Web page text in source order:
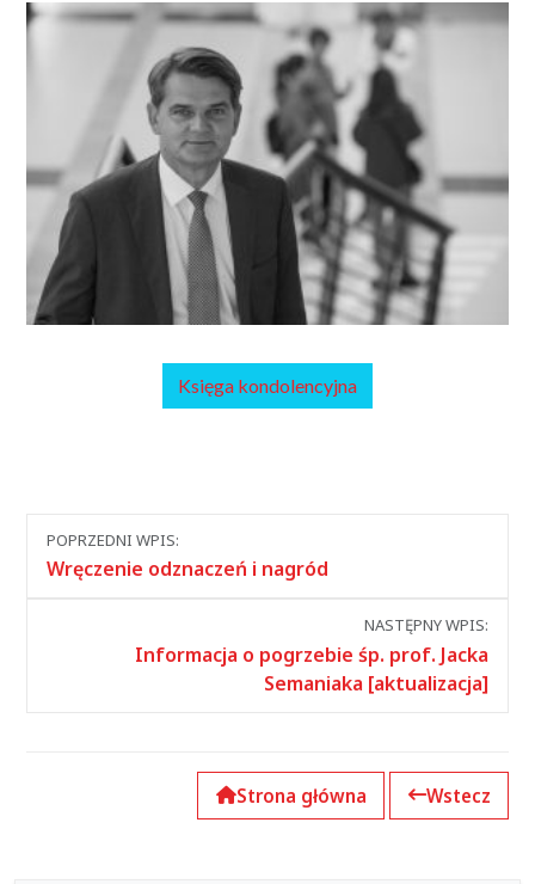
Księga kondolencyjna
Nawigacja
między
POPRZEDNI WPIS:
Wręczenie odznaczeń i nagród
NASTĘPNY WPIS:
Informacja o pogrzebie śp. prof. Jacka
Semaniaka [aktualizacja]
Strona główna Wstecz